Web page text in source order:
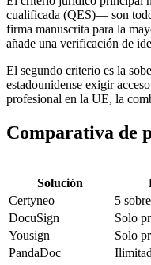
cualificada (QES)— son
firma manuscrita para la
añade una verificación de
El segundo criterio es la
estadounidense exigir
profesional en la UE, la
Comparativa de
Solución
Certyneo
5
DocuSign
Solo
Yousign
Solo
PandaDoc